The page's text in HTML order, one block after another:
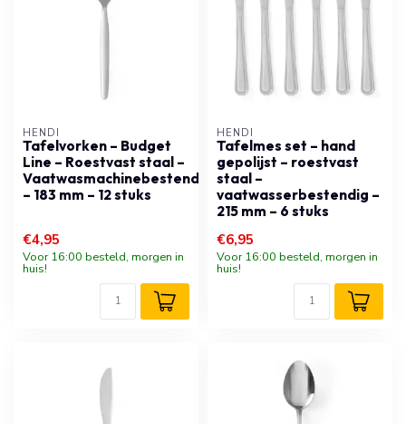
HENDI
Tafelvorken – Budget
Line – Roestvast staal –
Vaatwasmachinebestendig
– 183 mm – 12 stuks
€4,95
Voor 16:00 besteld, morgen in
huis!
HENDI
Tafelmes set – hand
gepolijst – roestvast
staal –
vaatwasserbestendig –
215 mm – 6 stuks
€6,95
Voor 16:00 besteld, morgen in
huis!